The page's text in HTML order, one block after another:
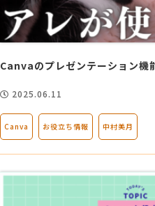
Canvaのプレゼンテーション機
2025.06.11
Canva お役立ち情報 中村美月